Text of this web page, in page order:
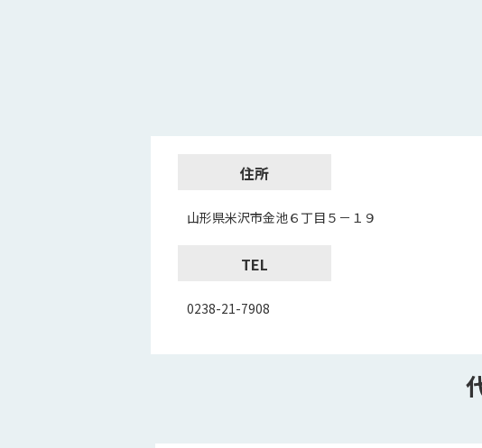
住所
山形県米沢市金池６丁目５－１９
TEL
0238-21-7908